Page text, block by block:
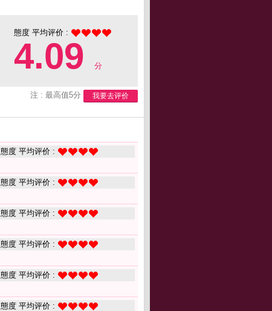
態度 平均评价 :
4.09 分
注 : 最高值5分 我要去评价
態度 平均评价 :
態度 平均评价 :
態度 平均评价 :
態度 平均评价 :
態度 平均评价 :
態度 平均评价 :